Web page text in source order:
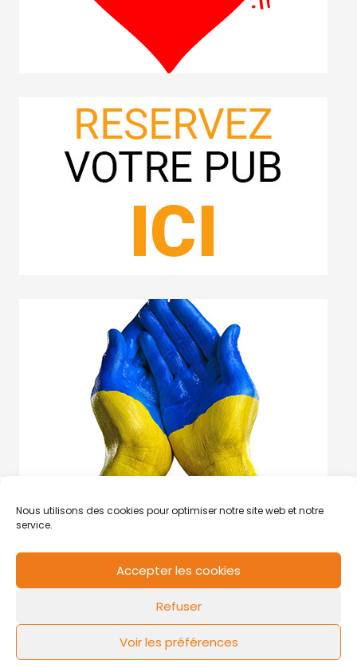
Nous utilisons des cookies pour optimiser notre site web et notre
service.
Accepter les cookies
Refuser
Voir les préférences
Mentions légales Politique de cookies
FLOW44